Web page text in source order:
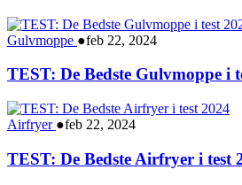
Gulvmoppe ●feb 22, 2024
TEST: De Bedste Gulvmoppe i
Airfryer ●feb 22, 2024
TEST: De Bedste Airfryer i test